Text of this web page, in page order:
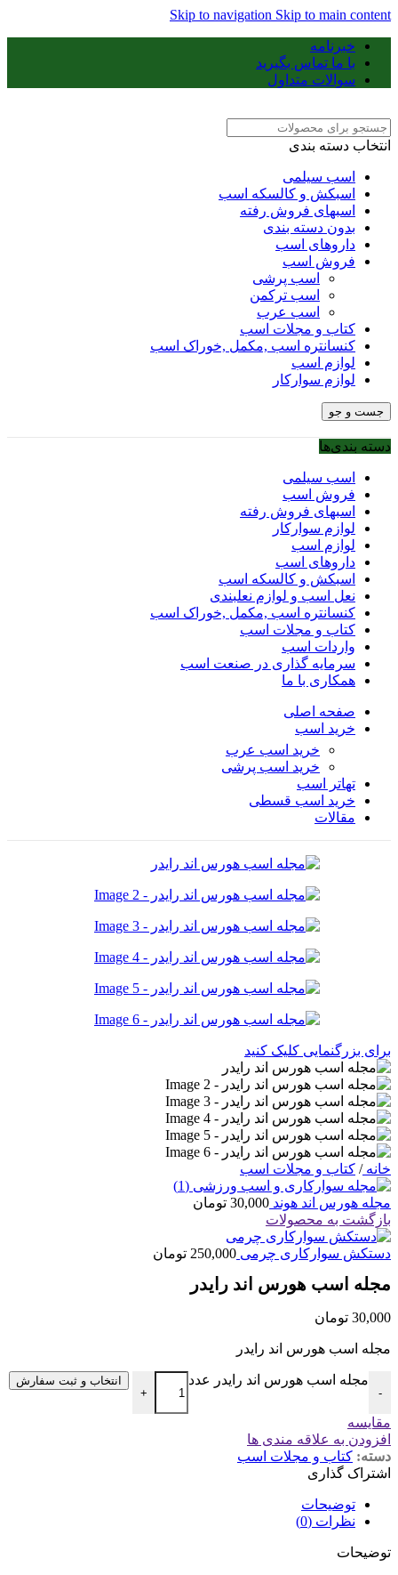
Skip to navigation Skip to main content
خبرنامه
با ما تماس بگیرید
سوالات متداول
انتخاب دسته بندی
اسب سیلمی
اسبکش و کالسکه اسب
اسبهای فروش رفته
بدون دسته بندی
داروهای اسب
فروش اسب
اسب پرشی
اسب ترکمن
اسب عرب
کتاب و مجلات اسب
کنسانتره اسب ,مکمل ,خوراک اسب
لوازم اسب
لوازم سوارکار
جست و جو
دسته بندی‌ها
اسب سیلمی
فروش اسب
اسبهای فروش رفته
لوازم سوارکار
لوازم اسب
داروهای اسب
اسبکش و کالسکه اسب
نعل اسب و لوازم نعلبندی
کنسانتره اسب ,مکمل ,خوراک اسب
کتاب و مجلات اسب
واردات اسب
سرمایه گذاری در صنعت اسب
همکاری با ما
صفحه اصلی
خرید اسب
خرید اسب عرب
خرید اسب پرشی
تهاتر اسب
خرید اسب قسطی
مقالات
برای بزرگنمایی کلیک کنید
خانه/ کتاب و مجلات اسب
مجله هورس اند هوند 30,000 تومان
بازگشت به محصولات
دستکش سوارکاری چرمی 250,000 تومان
مجله اسب هورس اند رایدر
30,000 تومان
مجله اسب هورس اند رایدر
-
مجله اسب هورس اند رایدر عدد
+
انتخاب و ثبت سفارش
مقایسه
افزودن به علاقه مندی ها
دسته: کتاب و مجلات اسب
اشتراک گذاری
توضیحات
نظرات (0)
توضیحات